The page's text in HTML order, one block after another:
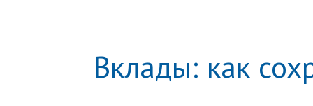
Вклады: как